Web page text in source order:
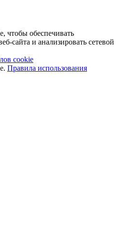
чтобы обеспечивать
сайта и анализировать сетевой
cookie
Правила использования